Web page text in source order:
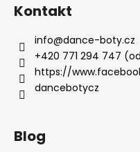
Kontakt
info@dance-boty.cz
+420 771 294 747
https://
dancebotycz
Blog